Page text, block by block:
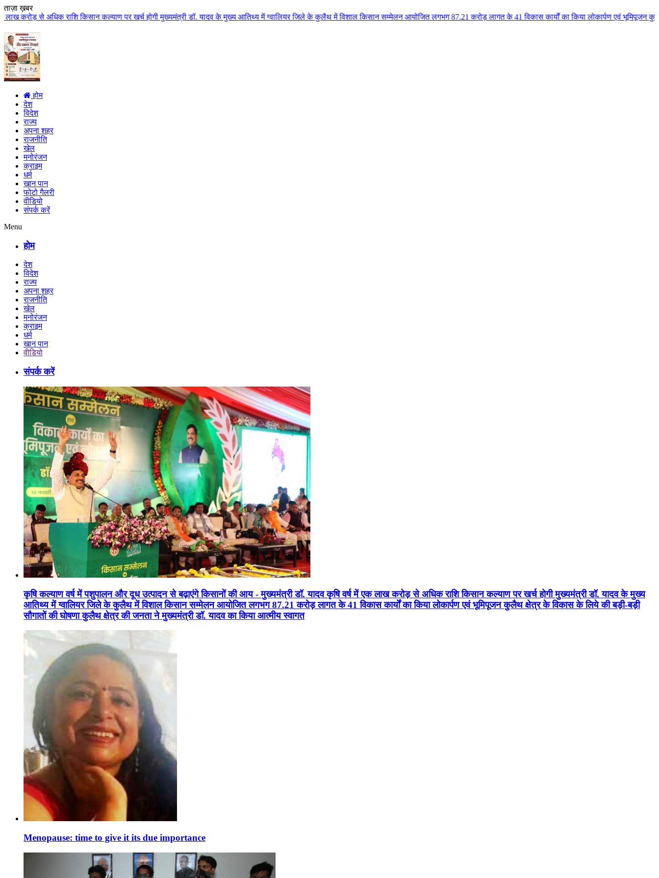
ताज़ा ख़बर
किसान कल्याण पर खर्च होगी मुख्यमंत्री डॉ. यादव के मुख्य आतिथ्य में ग्वालियर जिले के कुलैथ में विशाल किसान सम्मेलन आयोजित लगभग 87.21 करोड़ लागत के 41 विकास कार्यों का किया लोकार्पण एवं भूमिपूजन कुलैथ क्षेत्र के विकास
होम
देश
विदेश
राज्य
अपना शहर
राजनीति
खेल
मनोरंजन
क्राइम
धर्म
खान पान
फोटो गैलरी
वीडियो
संपर्क करें
Menu
होम
देश
विदेश
राज्य
अपना शहर
राजनीति
खेल
मनोरंजन
क्राइम
धर्म
खान पान
वीडियो
संपर्क करें
कृषि कल्याण वर्ष में पशुपालन और दूध उत्पादन से बढ़ाएंगे किसानों की आय - मुख्यमंत्री डॉ. यादव कृषि वर्ष में एक लाख करोड़ से अधिक राशि किसान कल्याण पर खर्च होगी मुख्यमंत्री डॉ. यादव के मुख्य
आतिथ्य में ग्वालियर जिले के कुलैथ में विशाल किसान सम्मेलन आयोजित लगभग 87.21 करोड़ लागत के 41 विकास कार्यों का किया लोकार्पण एवं भूमिपूजन कुलैथ क्षेत्र के विकास के लिये की बड़ी-बड़ी
सौगातों की घोषणा कुलैथ क्षेत्र की जनता ने मुख्यमंत्री डॉ. यादव का किया आत्मीय स्वागत
Menopause: time to give it its due importance